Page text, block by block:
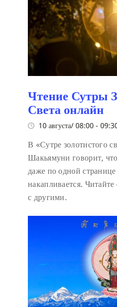
Чтение Сутры
Света онлайн
10 августа/ 08:00 -
В «Сутре золотистого
Шакьямуни говорит,
даже по одной
накапливается.
с другими.